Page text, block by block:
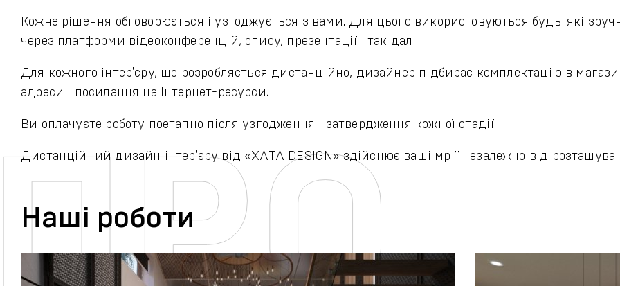
Кожне рішення обговорюється і узгоджується з вами. Для цього використовуються будь-які
через платформи відеоконференцій, опису, презентації і так далі.
Для кожного інтер'єру, що розробляється дистанційно, дизайнер підбирає комплектацію в
адреси і посилання на інтернет-ресурси.
Ви оплачуєте роботу поетапно після узгодження і затвердження кожної стадії.
Дистанційний дизайн інтер'єру від «ХАТА DESIGN» здійснює ваші мрії незалежно від
Наші роботи